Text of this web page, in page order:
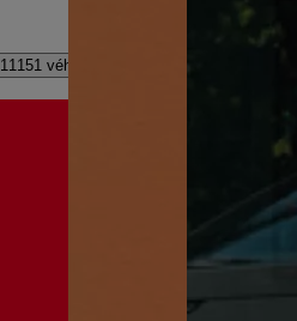
11151 véhicules disponibles